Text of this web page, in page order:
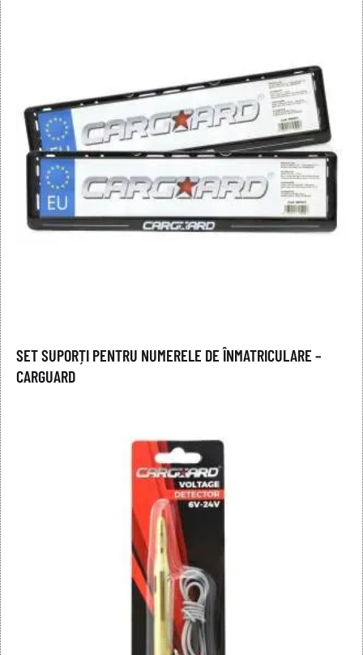
SET SUPORȚI PENTRU NUMERELE DE ÎNMATRICULARE –
CARGUARD